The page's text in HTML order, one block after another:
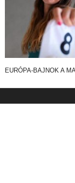
EURÓPA-BAJNOK A